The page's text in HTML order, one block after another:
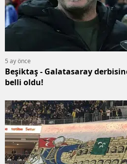
5 ay önce
Beşiktaş - Galatasaray
belli oldu!